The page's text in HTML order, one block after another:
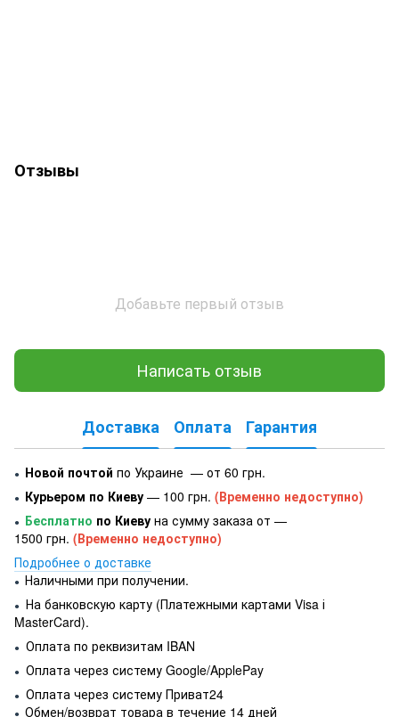
Отзывы
Добавьте первый отзыв
Написать отзыв
Доставка Оплата Гарантия
● Новой почтой по Украине — от 60 грн.
● Курьером по Киеву — 100 грн. (Временно недоступно)
● Бесплатно по Киеву на сумму заказа от —
1500 грн. (Временно недоступно)
Подробнее о доставке
● Наличными при получении.
● На банковскую карту (Платежными картами Visa і
MasterCard).
● Оплата по реквизитам IBAN
● Оплата через систему Google/ApplePay
● Оплата через систему Приват24
● Обмен/возврат товара в течение 14 дней